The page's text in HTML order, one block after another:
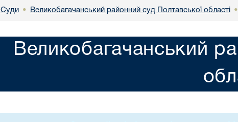
Суди • Великобагачанський районний суд Полтавської області •
Великобагачанський